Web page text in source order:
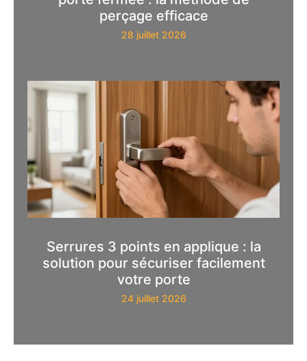
perçage efficace
28 juillet 2026
Serrures 3 points en applique : la
solution pour sécuriser facilement
votre porte
24 juillet 2026